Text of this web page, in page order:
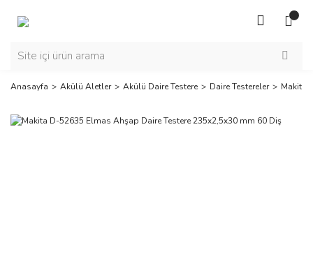
Anasayfa Akülü Aletler Akülü Daire Testere Daire Testereler Makita